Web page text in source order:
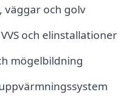
väggar och golv
och elinstallationer
mögelbildning